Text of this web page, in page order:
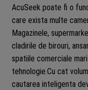
AcuSeek poate fi o
care exista multe
Magazinele,
cladirile de birouri,
spatiile comerciale
tehnologie.Cu cat
cautarea inteligenta